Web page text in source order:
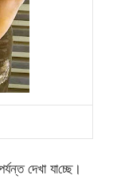
দেখা যা‌চ্ছে।